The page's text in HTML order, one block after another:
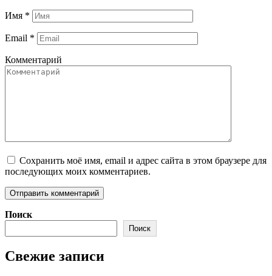
Имя *
Email *
Комментарий
Сохранить моё имя, email и адрес сайта в этом браузере для
последующих моих комментариев.
Поиск
Поиск
Свежие записи